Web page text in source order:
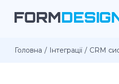
Головна Інтеграції CRM